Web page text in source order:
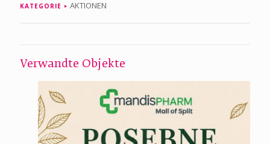
KATEGORIE AKTIONEN
Verwandte Objekte